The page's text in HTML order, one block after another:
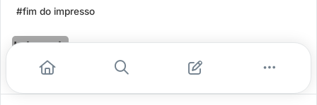
#fim do impresso
Leia mais